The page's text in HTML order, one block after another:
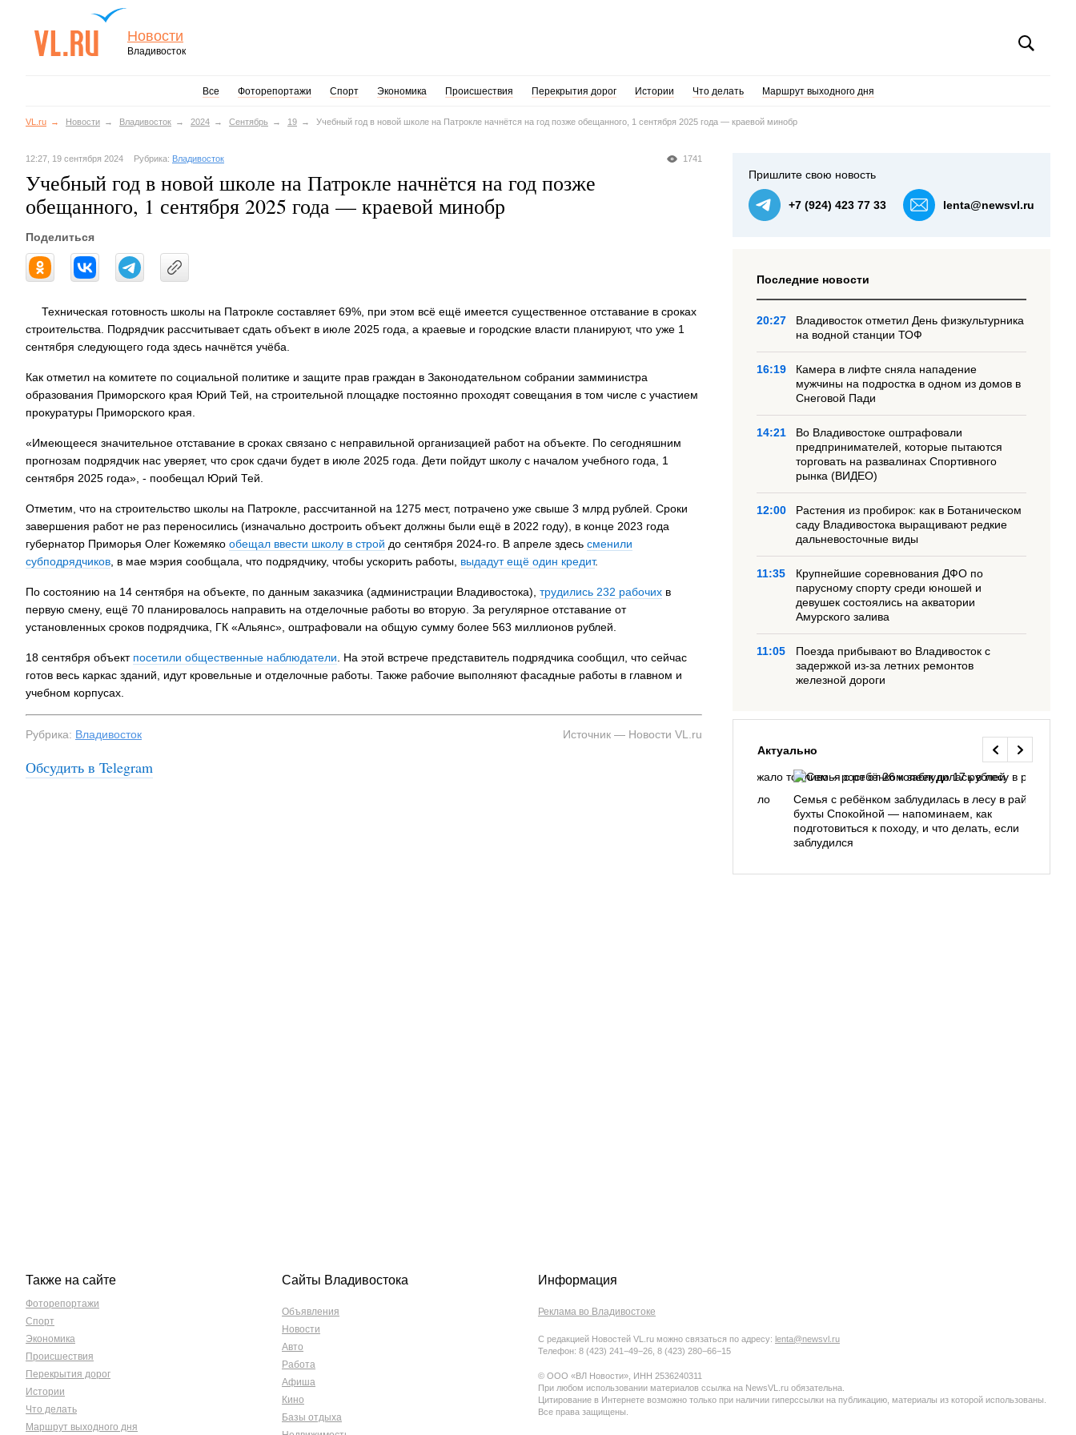
Новости
Владивосток
Все Фоторепортажи Спорт Экономика Происшествия Перекрытия дорог Истории Что делать Маршрут выходного дня
VL.ru Новости Владивосток 2024 Сентябрь 19 Учебный год в новой школе на Патрокле начнётся на год позже обещанного, 1 сентября 2025 года — краевой минобр
1741
12:27, 19 сентября 2024 Рубрика: Владивосток
Учебный год в новой школе на Патрокле начнётся на год позже
обещанного, 1 сентября 2025 года — краевой минобр
Поделиться
Техническая готовность школы на Патрокле составляет 69%, при этом всё ещё имеется существенное отставание в сроках
строительства. Подрядчик рассчитывает сдать объект в июле 2025 года, а краевые и городские власти планируют, что уже 1
сентября следующего года здесь начнётся учёба.
Как отметил на комитете по социальной политике и защите прав граждан в Законодательном собрании замминистра
образования Приморского края Юрий Тей, на строительной площадке постоянно проходят совещания в том числе с участием
прокуратуры Приморского края.
«Имеющееся значительное отставание в сроках связано с неправильной организацией работ на объекте. По сегодняшним
прогнозам подрядчик нас уверяет, что срок сдачи будет в июле 2025 года. Дети пойдут школу с началом учебного года, 1
сентября 2025 года», - пообещал Юрий Тей.
Отметим, что на строительство школы на Патрокле, рассчитанной на 1275 мест, потрачено уже свыше 3 млрд рублей. Сроки
завершения работ не раз переносились (изначально достроить объект должны были ещё в 2022 году), в конце 2023 года
губернатор Приморья Олег Кожемяко обещал ввести школу в строй до сентября 2024-го. В апреле здесь сменили
субподрядчиков , в мае мэрия сообщала, что подрядчику, чтобы ускорить работы, выдадут ещё один кредит.
По состоянию на 14 сентября на объекте, по данным заказчика (администрации Владивостока), трудились 232 рабочих в
первую смену, ещё 70 планировалось направить на отделочные работы во вторую. За регулярное отставание от
установленных сроков подрядчика, ГК «Альянс», оштрафовали на общую сумму более 563 миллионов рублей.
18 сентября объект посетили общественные наблюдатели . На этой встрече представитель подрядчика сообщил, что сейчас
готов весь каркас зданий, идут кровельные и отделочные работы. Также рабочие выполняют фасадные работы в главном и
учебном корпусах.
Рубрика: Владивосток Источник — Новости VL.ru
Обсудить в Telegram
Пришлите свою новость
+7 (924) 423 77 33 lenta@newsvl.ru
Последние новости
20:27
Владивосток отметил День физкультурника
на водной станции ТОФ
16:19
Камера в лифте сняла нападение
мужчины на подростка в одном из домов в
Снеговой Пади
14:21
Во Владивостоке оштрафовали
предпринимателей, которые пытаются
торговать на развалинах Спортивного
рынка (ВИДЕО)
12:00
Растения из пробирок: как в Ботаническом
саду Владивостока выращивают редкие
дальневосточные виды
11:35
Крупнейшие соревнования ДФО по
парусному спорту среди юношей и
девушек состоялись на акватории
Амурского залива
11:05
Поезда прибывают во Владивосток с
задержкой из-за летних ремонтов
железной дороги
Актуально
На заправках Владивостока снова подорожало
Семья с ребёнком заблудилась в лесу в районе
бухты Спокойной — напоминаем, как
подготовиться к походу, и что делать, если
заблудился
Также на сайте
Фоторепортажи
Спорт
Экономика
Происшествия
Перекрытия дорог
Истории
Что делать
Маршрут выходного дня
Сайты Владивостока
Объявления
Новости
Авто
Работа
Афиша
Кино
Базы отдыха
Информация
Реклама во Владивостоке
С редакцией Новостей VL.ru можно связаться по адресу: lenta@newsvl.ru
Телефон: 8 (423) 241−49−26, 8 (423) 280−66−15
© ООО «ВЛ Новости», ИНН 2536240311
При любом использовании материалов ссылка на NewsVL.ru обязательна.
Цитирование в Интернете возможно только при наличии гиперссылки на публикацию, материалы из которой использованы.
Все права защищены.